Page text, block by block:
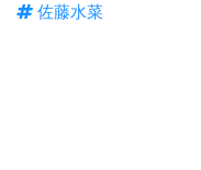
佐藤水菜